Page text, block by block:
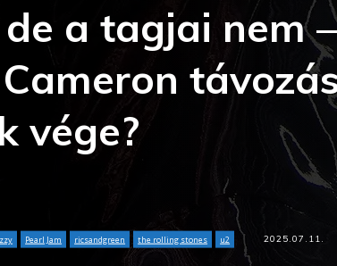
a tagjai nem –
vége?
Pearl Jam ricsandgreen the rolling stones u2 2025.07.11.